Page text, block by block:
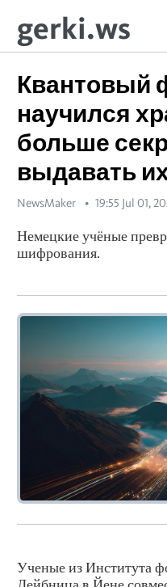
gerki.ws
Квантовый
научился
больше
выдавать
NewsMaker 19:55 Jul 01,
Немецкие учёные
шифрования.
Ученые из Института